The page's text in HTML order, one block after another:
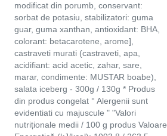
modificat din porumb, conservant:
sorbat de potasiu, stabilizatori: guma
guar, guma xanthan, antioxidant: BHA,
colorant: betacarotene, arome],
castraveti murati (castraveti, apa,
acidifiant: acid acetic, zahar, sare,
marar, condimente: MUSTAR boabe),
salata iceberg - 300g / 130g * Produs
din produs congelat ° Alergenii sunt
evidentiati cu majuscule " "Valori
nutriționale medii / 100 g produs Valoare